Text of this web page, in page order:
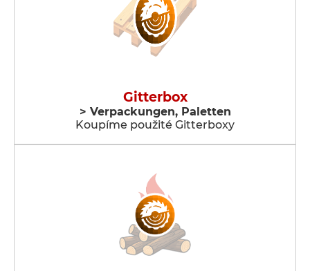
Gitterbox
> Verpackungen, Paletten
Koupíme použité Gitterboxy